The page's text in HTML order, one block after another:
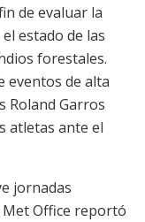
de evaluar la
estado de las
forestales.
eventos de alta
Roland Garros
atletas ante el
jornadas
Office reportó